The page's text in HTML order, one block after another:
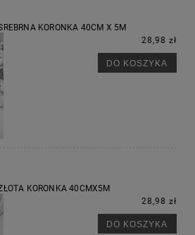
KORONKA 40CM X 5M
28,98 zł
DO KOSZYKA
KORONKA 40CMX5M
28,98 zł
DO KOSZYKA